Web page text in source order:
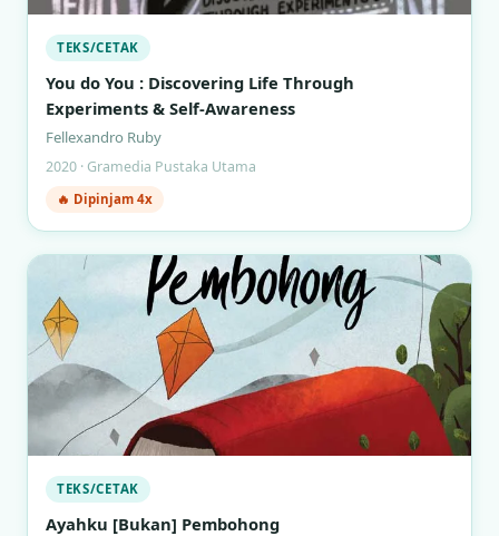
TEKS/CETAK
You do You : Discovering Life Through
Experiments & Self-Awareness
Fellexandro Ruby
2020 · Gramedia Pustaka Utama
🔥 Dipinjam 4x
TEKS/CETAK
Ayahku [Bukan] Pembohong